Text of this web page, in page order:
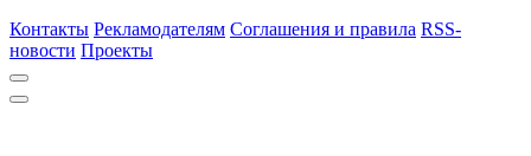
Контакты Рекламодателям Соглашения и правила RSS-
новости Проекты